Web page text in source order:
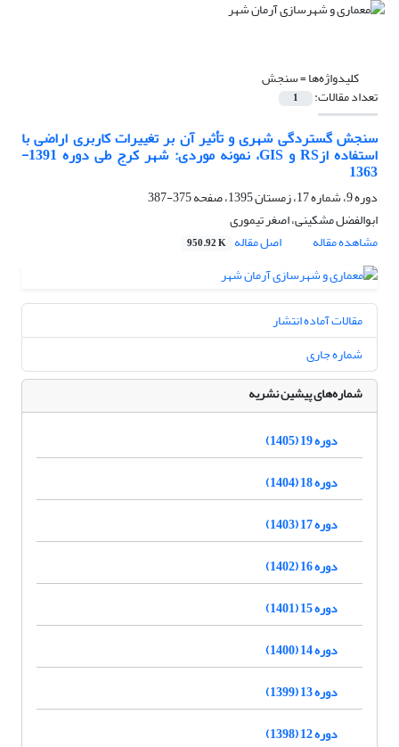
کلیدواژه‌ها =سنجش
تعداد مقالات: 1
سنجش گستردگی شهری و تأثیر آن بر تغییرات کاربری اراضی با
استفاده ازRS و GIS، نمونه موردی: شهر کرج طی دوره 1391-
1363
دوره 9، شماره 17، زمستان 1395، صفحه
375-387
ابوالفضل مشکینی، اصغر تیموری
مشاهده مقاله
اصل مقاله 950.92 K
مقالات آماده انتشار
شماره جاری
شماره‌های پیشین نشریه
دوره 19 (1405)
دوره 18 (1404)
دوره 17 (1403)
دوره 16 (1402)
دوره 15 (1401)
دوره 14 (1400)
دوره 13 (1399)
دوره 12 (1398)